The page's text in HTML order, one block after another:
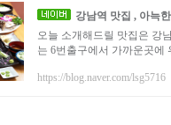
강남역 맛집 , 아늑
오늘 소개해드릴 맛집은 강
는 6번출구에서 가까운곳에
https://blog.naver.com/lsg5716